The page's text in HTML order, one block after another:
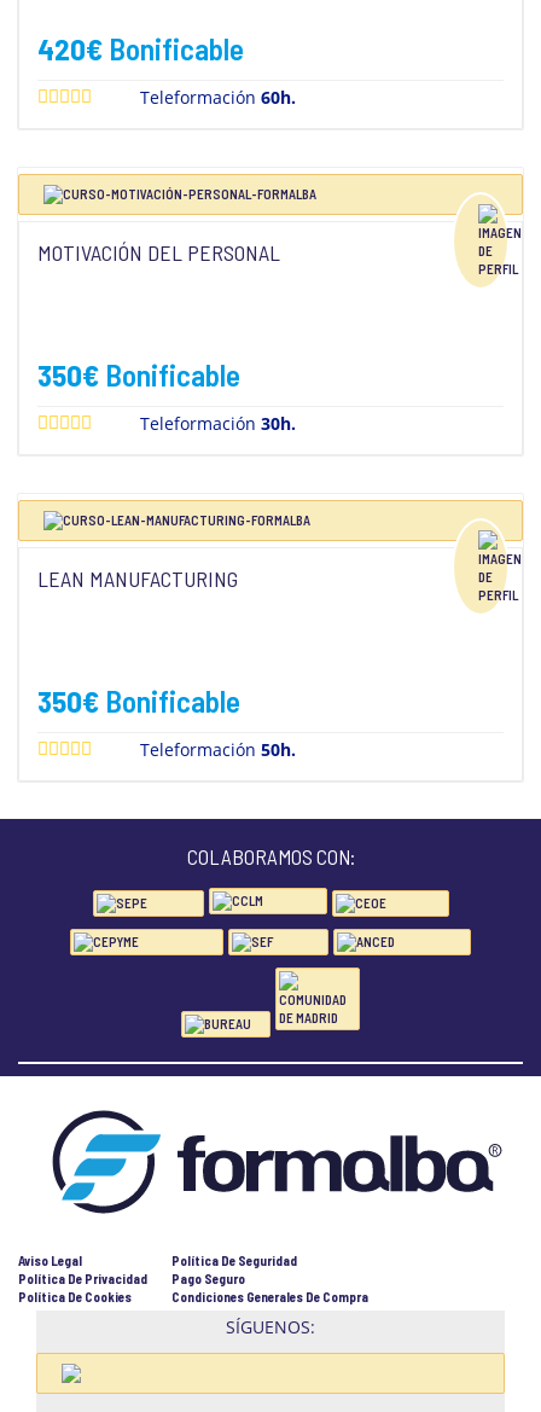
420€ Bonificable
Teleformación60h.
MOTIVACIÓN DEL PERSONAL
350€ Bonificable
Teleformación30h.
LEAN MANUFACTURING
350€ Bonificable
Teleformación50h.
COLABORAMOS CON:
Aviso Legal
Política De Privacidad
Política De Cookies
Política De Seguridad
Pago Seguro
Condiciones Generales De Compra
SÍGUENOS: